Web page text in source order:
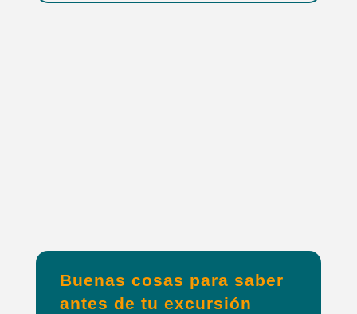
Buenas cosas para saber
antes de tu excursión